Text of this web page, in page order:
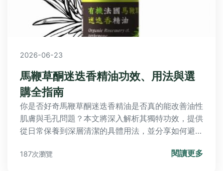
2026-06-23
馬鞭草酮迷迭香精油功效、用法與選
購全指南
你是否好奇馬鞭草酮迷迭香精油是否真的能改善油性
肌膚與毛孔問題？本文將深入解析其獨特功效，提供
從日常保養到深層清潔的具體用法，並分享如何避開
錢。
187次瀏覽 閱讀更多